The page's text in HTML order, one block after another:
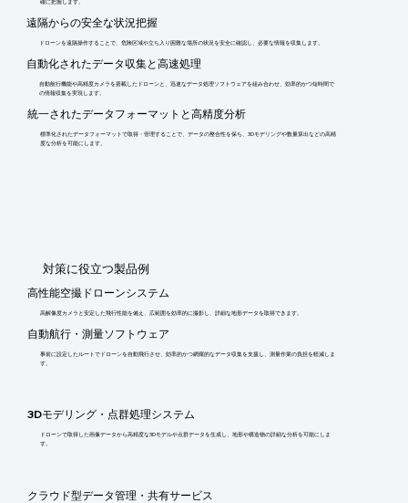
確に把握します。
遠隔からの安全な状況把握
ドローンを遠隔操作することで、危険区域や立ち入り困難な場所の状況を安全に確認し、必要な情報を収集します。
自動化されたデータ収集と高速処理
自動航行機能や高精度カメラを搭載したドローンと、迅速なデータ処理ソフトウェアを組み合わせ、効率的かつ短時間で
の情報収集を実現します。
統一されたデータフォーマットと高精度分析
標準化されたデータフォーマットで取得・管理することで、データの整合性を保ち、3Dモデリングや数量算出などの高精
度な分析を可能にします。
​対策に役立つ製品例
高性能空撮ドローンシステム
高解像度カメラと安定した飛行性能を備え、広範囲を効率的に撮影し、詳細な地形データを取得できます。
自動航行・測量ソフトウェア
事前に設定したルートでドローンを自動飛行させ、効率的かつ網羅的なデータ収集を支援し、測量作業の負担を軽減しま
す。
3Dモデリング・点群処理システム
ドローンで取得した画像データから高精度な3Dモデルや点群データを生成し、地形や構造物の詳細な分析を可能にしま
す。
クラウド型データ管理・共有サービス